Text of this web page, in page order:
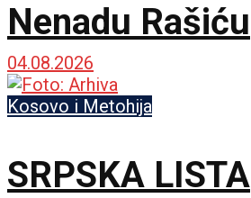
Nenadu Rašiću
04.08.2026
Kosovo i Metohija
SRPSKA LISTA